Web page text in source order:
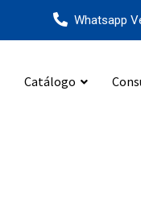
Whatsapp
Catálogo